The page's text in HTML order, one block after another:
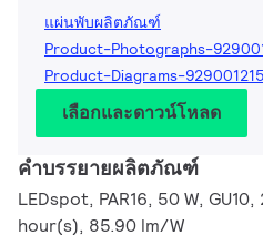
แผ่นพับผลิตภัณฑ์
Product-Photographs-
Product-Diagrams-
เลือกและดาวน์โหลด
คำบรรยายผลิตภัณฑ์
LEDspot, PAR16, 50 W,
hour(s), 85.90 lm/W